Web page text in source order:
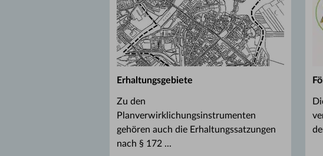
Erhaltungsgebiete
Zu den
Planverwirklichungsinstrumenten
gehören auch die Erhaltungssatzungen
nach § 172 ...